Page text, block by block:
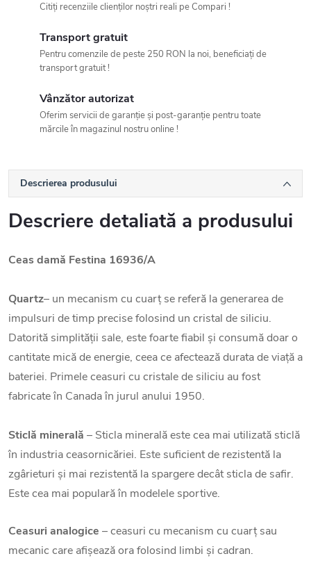
Citiți recenziile clienților noștri reali pe Compari !
Transport gratuit
Pentru comenzile de peste 250 RON la noi, beneficiați de
transport gratuit !
Vânzător autorizat
Oferim servicii de garanție și post-garanție pentru toate
mărcile în magazinul nostru online !
Descrierea produsului
Descriere detaliată a produsului
Ceas damă Festina 16936/A
Quartz– un mecanism cu cuarț se referă la generarea de
impulsuri de timp precise folosind un cristal de siliciu.
Datorită simplității sale, este foarte fiabil și consumă doar o
cantitate mică de energie, ceea ce afectează durata de viață a
bateriei. Primele ceasuri cu cristale de siliciu au fost
fabricate în Canada în jurul anului 1950.
Sticlă minerală – Sticla minerală este cea mai utilizată sticlă
în industria ceasornicăriei. Este suficient de rezistentă la
zgârieturi și mai rezistentă la spargere decât sticla de safir.
Este cea mai populară în modelele sportive.
Ceasuri analogice – ceasuri cu mecanism cu cuarț sau
mecanic care afișează ora folosind limbi și cadran.